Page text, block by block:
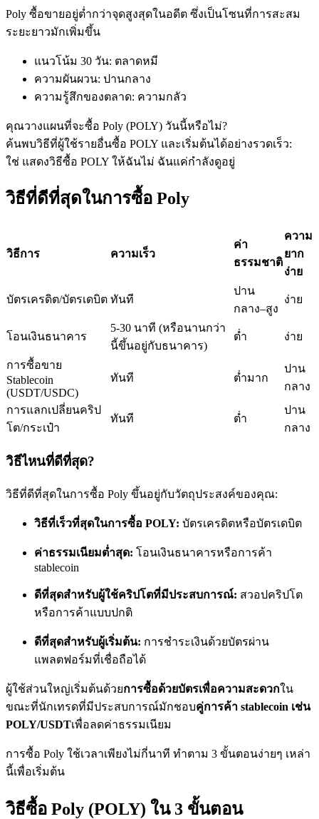
ฟิวเจอร์ส USDC
ฟิวเจอร์สที่ใช้ USDC เป็นหลักประกัน
เป็นเทรดเดอร์คัดลอก
ลอกการซื้อขาย
ข้อมูล
การวิเคราะห์ข้อมูลขนาดใหญ่ รวมถึงข้อมูลการค้า ฯลฯ
แนะนำ
Poly ซื้อขายอยู่ต่ำกว่าจุดสูงสุดในอดีต ซึ่งเป็นโซนที่การสะสม
ระยะยาวมักเพิ่มขึ้น
แนวโน้ม 30 วัน: ตลาดหมี
ความผันผวน: ปานกลาง
ความรู้สึกของตลาด: ความกลัว
คุณวางแผนที่จะซื้อ Poly (POLY) วันนี้หรือไม่?
ค้นพบวิธีที่ผู้ใช้รายอื่นซื้อ POLY และเริ่มต้นได้อย่างรวดเร็ว:
ใช่ แสดงวิธีซื้อ POLY ให้ฉันไม่ ฉันแค่กำลังดูอยู่
วิธีที่ดีที่สุดในการซื้อ Poly
วิธีการ ความเร็ว
ค่า
ธรรมชาติ
ความ
ยาก
ง่าย
บัตรเครดิต/บัตรเดบิต ทันที
ปาน
กลาง–สูง
ง่าย
โอนเงินธนาคาร
5-30 นาที (หรือนานกว่า
นี้ขึ้นอยู่กับธนาคาร)
ต่ำ ง่าย
การซื้อขาย
Stablecoin
(USDT/USDC)
ทันที ต่ำมาก
ปาน
กลาง
การแลกเปลี่ยนคริป
โต/กระเป๋า
ทันที ต่ำ
ปาน
กลาง
วิธีไหนที่ดีที่สุด?
วิธีที่ดีที่สุดในการซื้อ Poly ขึ้นอยู่กับวัตถุประสงค์ของคุณ:
วิธีที่เร็วที่สุดในการซื้อ POLY: บัตรเครดิตหรือบัตรเดบิต
ค่าธรรมเนียมต่ำสุด: โอนเงินธนาคารหรือการค้า
stablecoin
ดีที่สุดสำหรับผู้ใช้คริปโตที่มีประสบการณ์: สวอปคริปโต
หรือการค้าแบบปกติ
ดีที่สุดสำหรับผู้เริ่มต้น: การชำระเงินด้วยบัตรผ่าน
แพลตฟอร์มที่เชื่อถือได้
ผู้ใช้ส่วนใหญ่เริ่มต้นด้วยการซื้อด้วยบัตรเพื่อความสะดวกใน
ขณะที่นักเทรดที่มีประสบการณ์มักชอบคู่การค้า stablecoin เช่น
POLY/USDTเพื่อลดค่าธรรมเนียม
การซื้อ Poly ใช้เวลาเพียงไม่กี่นาที ทำตาม 3 ขั้นตอนง่ายๆ เหล่า
นี้เพื่อเริ่มต้น
วิธีซื้อ Poly (POLY) ใน 3 ขั้นตอน